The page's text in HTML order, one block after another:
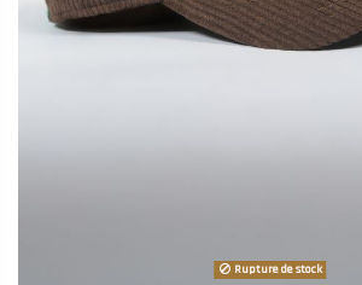
Rupture de stock